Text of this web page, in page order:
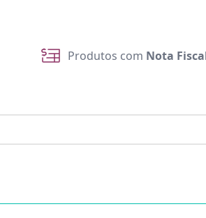
Produtos com Nota